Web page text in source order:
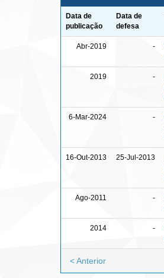
Data de
publicação
Data de
defesa
Abr-2019 -
2019 -
6-Mar-2024 -
16-Out-2013 25-Jul-2013
Ago-2011 -
2014 -
< Anterior